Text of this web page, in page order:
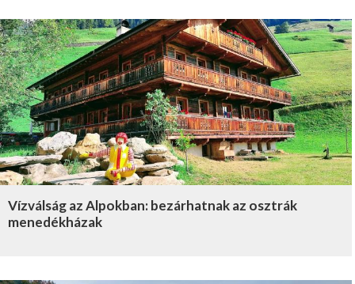
Vízválság az Alpokban: bezárhatnak az osztrák
menedékházak